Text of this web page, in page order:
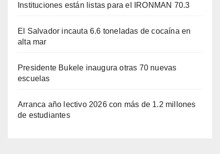
Instituciones están listas para el IRONMAN 70.3
El Salvador incauta 6.6 toneladas de cocaína en
alta mar
Presidente Bukele inaugura otras 70 nuevas
escuelas
Arranca año lectivo 2026 con más de 1.2 millones
de estudiantes